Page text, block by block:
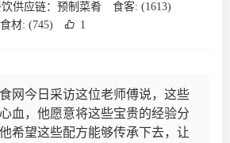
供应链： 预制菜肴 食客: (1613)
食材: (745) 1
网今日采访这位老师傅说，这些
血，他愿意将这些宝贵的经验分
希望这些配方能够传承下去，让